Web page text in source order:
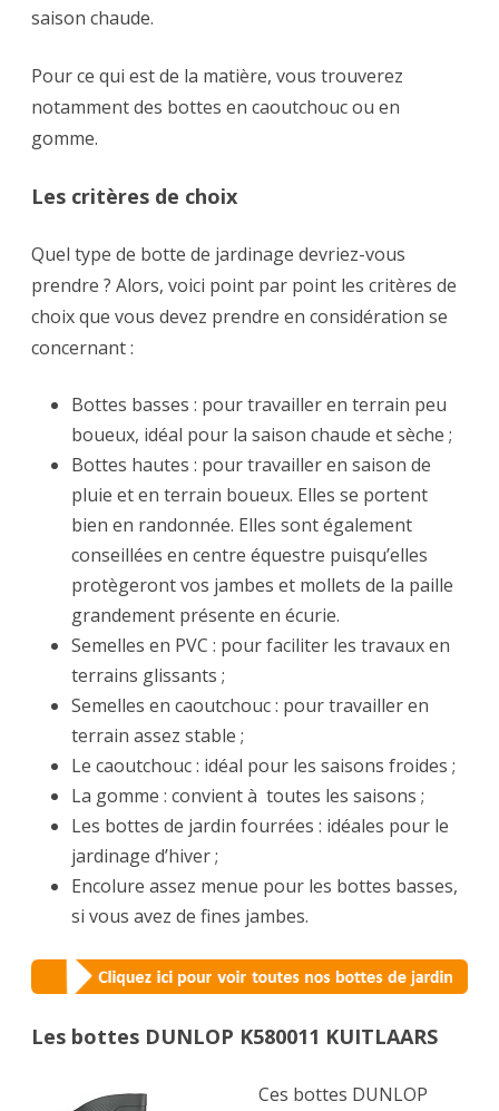
saison chaude.
Pour ce qui est de la matière, vous trouverez
notamment des bottes en caoutchouc ou en
gomme.
Les critères de choix
Quel type de botte de jardinage devriez-vous
prendre ? Alors, voici point par point les critères de
choix que vous devez prendre en considération se
concernant :
Bottes basses : pour travailler en terrain peu
boueux, idéal pour la saison chaude et sèche ;
Bottes hautes : pour travailler en saison de
pluie et en terrain boueux. Elles se portent
bien en randonnée. Elles sont également
conseillées en centre équestre puisqu’elles
protègeront vos jambes et mollets de la paille
grandement présente en écurie.
Semelles en PVC : pour faciliter les travaux en
terrains glissants ;
Semelles en caoutchouc : pour travailler en
terrain assez stable ;
Le caoutchouc : idéal pour les saisons froides ;
La gomme : convient à toutes les saisons ;
Les bottes de jardin fourrées : idéales pour le
jardinage d’hiver ;
Encolure assez menue pour les bottes basses,
si vous avez de fines jambes.
Les bottes DUNLOP K580011 KUITLAARS
Ces bottes DUNLOP